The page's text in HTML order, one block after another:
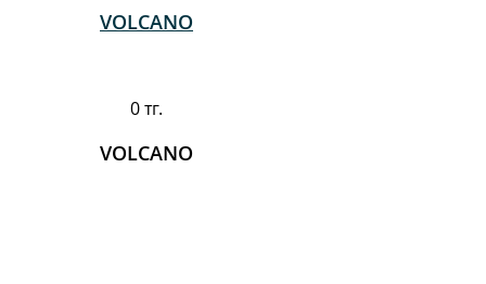
VOLCANO
0 тг.
VOLCANO